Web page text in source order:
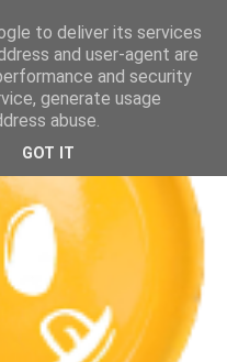
to deliver its services
and user-agent are
and security
generate usage
abuse.
GOT IT